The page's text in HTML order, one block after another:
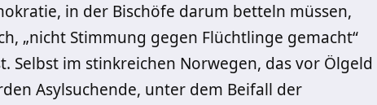
in der Bischöfe darum betteln müssen,
„nicht Stimmung gegen Flüchtlinge gemacht“
Selbst im stinkreichen Norwegen, das vor Ölgeld
Asylsuchende, unter dem Beifall der